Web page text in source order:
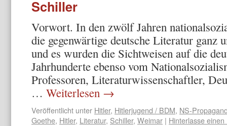
Schiller
Vorwort. In den zwölf Jahren
die gegenwärtige deutsche Literatur ganz
und es wurden die Sichtweisen auf die
Jahrhunderte ebenso vom
Professoren, Literaturwissenschaftler,
… Weiterlesen →
Veröffentlicht unter Hitler, Hitlerjugend / BDM, NS-
Goethe, Hitler, Literatur, Schiller, Weimar | Hinterlasse